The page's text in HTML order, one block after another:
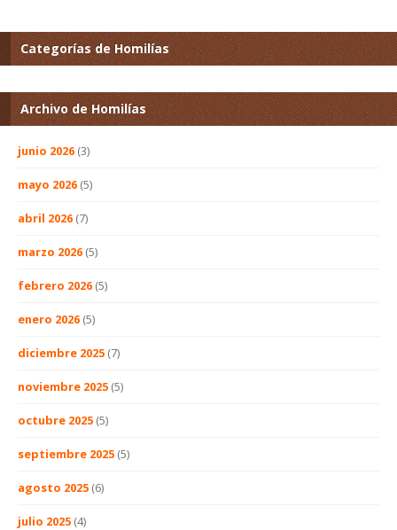
Categorías de Homilías
Archivo de Homilías
junio 2026 (3)
mayo 2026 (5)
abril 2026 (7)
marzo 2026 (5)
febrero 2026 (5)
enero 2026 (5)
diciembre 2025 (7)
noviembre 2025 (5)
octubre 2025 (5)
septiembre 2025 (5)
agosto 2025 (6)
julio 2025 (4)